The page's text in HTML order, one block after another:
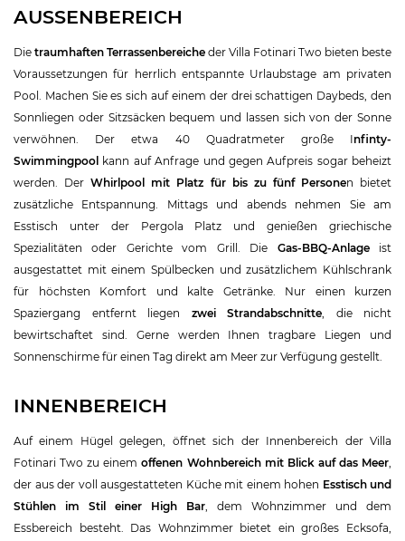
AUSSENBEREICH
Die traumhaften Terrassenbereiche der Villa Fotinari Two bieten beste
Voraussetzungen für herrlich entspannte Urlaubstage am privaten
Pool. Machen Sie es sich auf einem der drei schattigen Daybeds, den
Sonnliegen oder Sitzsäcken bequem und lassen sich von der Sonne
verwöhnen. Der etwa 40 Quadratmeter große Infinty-
Swimmingpool kann auf Anfrage und gegen Aufpreis sogar beheizt
werden. DerWhirlpool mit Platz für bis zu fünf Personen bietet
zusätzliche Entspannung. Mittags und abends nehmen Sie am
Esstisch unter der Pergola Platz und genießen griechische
Spezialitäten oder Gerichte vom Grill. Die Gas-BBQ-Anlageist
ausgestattet mit einem Spülbecken und zusätzlichem Kühlschrank
für höchsten Komfort und kalte Getränke. Nur einen kurzen
Spaziergang entfernt liegen zwei Strandabschnitte , die nicht
bewirtschaftet sind. Gerne werden Ihnen tragbare Liegen und
Sonnenschirme für einen Tag direkt am Meer zur Verfügung gestellt.
INNENBEREICH
Auf einem Hügel gelegen, öffnet sich der Innenbereich der Villa
Fotinari Two zu einemoffenen Wohnbereich mit Blick auf das Meer
der aus der voll ausgestatteten Küche mit einem hohen Esstisch und
Stühlen im Stil einer High Bar , dem Wohnzimmer und dem
Essbereich besteht. Das Wohnzimmer bietet ein großes Ecksofa,